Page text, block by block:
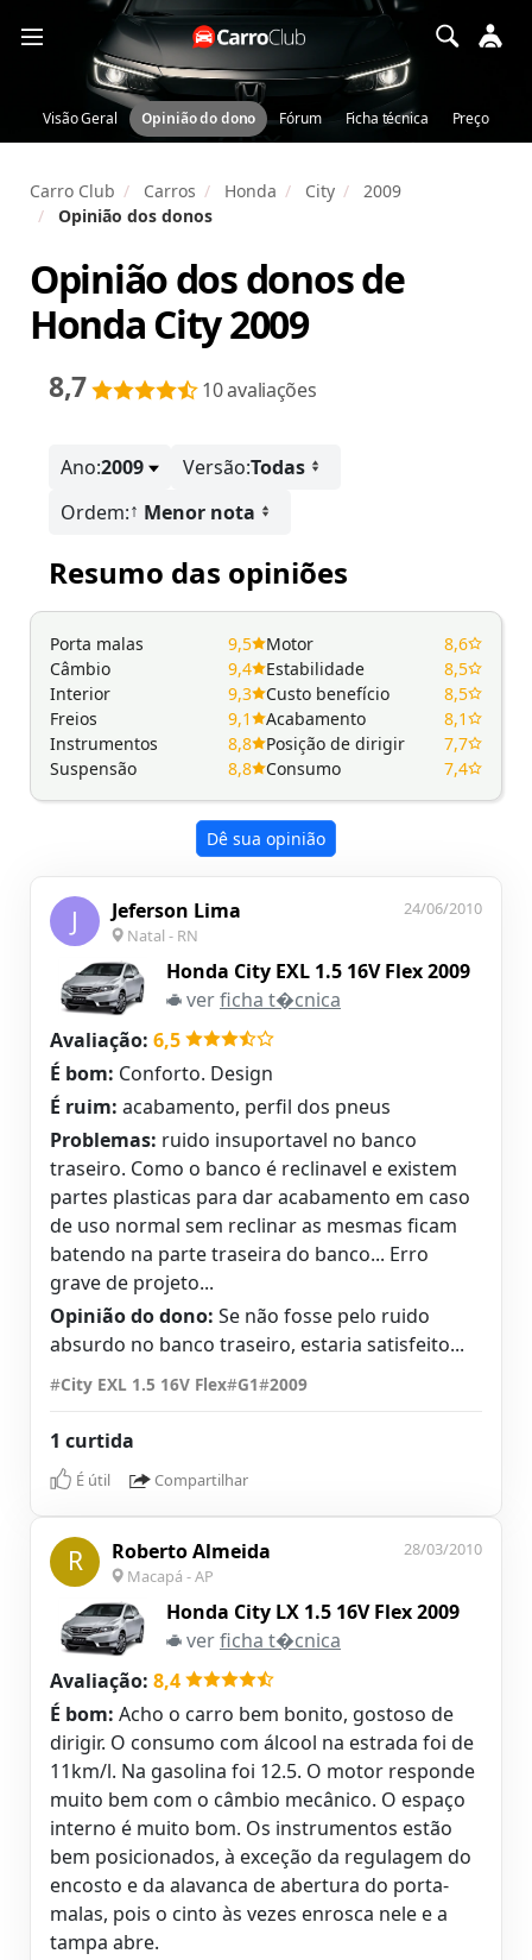
Visão Geral Opinião do dono Fórum Ficha técnica Preço
Carro Club Carros Honda City
2009
Opinião dos donos
Opinião dos donos de
Honda City 2009
8,7 10 avaliações
Ano:2009 Versão:Todas
Ordem:↑ Menor nota
Resumo das opiniões
Porta malas
9,5
Câmbio
9,4
Interior
9,3
Freios
9,1
Instrumentos
8,8
Suspensão
8,8
Motor
8,6
Estabilidade
8,5
Custo benefício
8,5
Acabamento
8,1
Posição de dirigir
7,7
Consumo
7,4
Dê sua opinião
J Jeferson Lima
Natal - RN
24/06/2010
Honda City EXL 1.5 16V Flex 2009
verficha t�cnica
Avaliação: 6,5
É bom: Conforto. Design
É ruim: acabamento, perfil dos pneus
Problemas: ruido insuportavel no banco
traseiro. Como o banco é reclinavel e existem
partes plasticas para dar acabamento em caso
de uso normal sem reclinar as mesmas ficam
batendo na parte traseira do banco... Erro
grave de projeto...
Opinião do dono: Se não fosse pelo ruido
absurdo no banco traseiro, estaria satisfeito...
#City EXL 1.5 16V Flex#G1#2009
1 curtida
É útil Compartilhar
R Roberto Almeida
Macapá - AP
28/03/2010
Honda City LX 1.5 16V Flex 2009
verficha t�cnica
Avaliação: 8,4
É bom: Acho o carro bem bonito, gostoso de
dirigir. O consumo com álcool na estrada foi de
11km/l. Na gasolina foi 12.5. O motor responde
muito bem com o câmbio mecânico. O espaço
interno é muito bom. Os instrumentos estão
bem posicionados, à exceção da regulagem do
encosto e da alavanca de abertura do porta-
malas, pois o cinto às vezes enrosca nele e a
tampa abre.